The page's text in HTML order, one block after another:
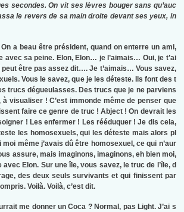
secondes. On vit ses lèvres bouger sans qu’auc
le revers de sa main droite devant ses yeux, in
a beau être président, quand on enterre un ami,
avec sa peine. Elon, Elon… je l’aimais… Oui, je t’ai
peut être pas assez dit…. Je t’aimais… Vous savez,
Vous le savez, que je les déteste. Ils font des t
trucs dégueulasses. Des trucs que je ne parviens
à visualiser ! C’est immonde même de penser que
faire ce genre de truc ! Abject ! On devrait les
! Les enfermer ! Les rééduquer ! Je dis cela,
les homosexuels, qui les déteste mais alors pl
même j’avais dû être homosexuel, ce qui n’aur
assure, mais imaginons, imaginons, eh bien moi,
avec Elon. Sur une île, vous savez, le truc de l’île, d
des deux seuls survivants et qui finissent par
Voilà. Voilà, c’est dit.
me donner un Coca ? Normal, pas Light. J’ai s